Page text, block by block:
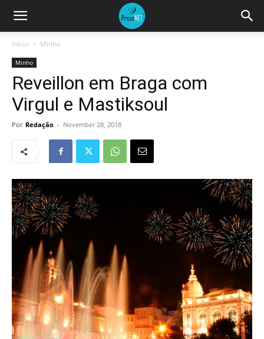
Início Minho
Minho
Reveillon em Braga com
Virgul e Mastiksoul
Por Redação - November 28, 2018